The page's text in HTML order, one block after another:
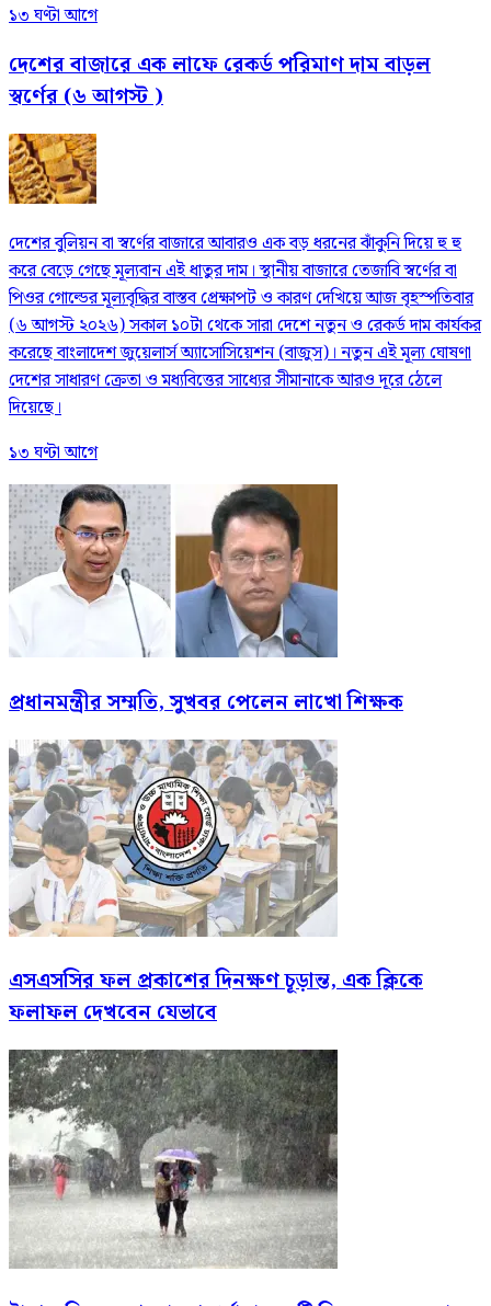
১৩ ঘণ্টা আগে
দেশের বাজারে এক লাফে রেকর্ড পরিমাণ দাম বাড়ল
স্বর্ণের (৬ আগস্ট )
দেশের বুলিয়ন বা স্বর্ণের বাজারে আবারও এক বড় ধরনের ঝাঁকুনি দিয়ে হু হু
করে বেড়ে গেছে মূল্যবান এই ধাতুর দাম। স্থানীয় বাজারে তেজাবি স্বর্ণের বা
পিওর গোল্ডের মূল্যবৃদ্ধির বাস্তব প্রেক্ষাপট ও কারণ দেখিয়ে আজ বৃহস্পতিবার
(৬ আগস্ট ২০২৬) সকাল ১০টা থেকে সারা দেশে নতুন ও রেকর্ড দাম কার্যকর
করেছে বাংলাদেশ জুয়েলার্স অ্যাসোসিয়েশন (বাজুস)। নতুন এই মূল্য ঘোষণা
দেশের সাধারণ ক্রেতা ও মধ্যবিত্তের সাধ্যের সীমানাকে আরও দূরে ঠেলে
দিয়েছে।
১৩ ঘণ্টা আগে
প্রধানমন্ত্রীর সম্মতি, সুখবর পেলেন লাখো শিক্ষক
এসএসসির ফল প্রকাশের দিনক্ষণ চূড়ান্ত, এক ক্লিকে
ফলাফল দেখবেন যেভাবে